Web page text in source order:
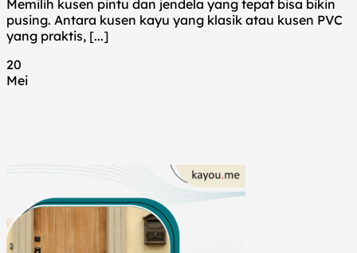
Memilih kusen pintu dan jendela yang tepat bisa bikin
pusing. Antara kusen kayu yang klasik atau kusen PVC
yang praktis, [...]
20
Mei